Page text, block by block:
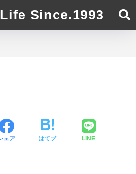
Since.1993
ェア はてブ LINE